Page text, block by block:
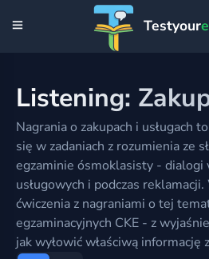
Testyour
Listening:
Nagrania o zakupach i usługach
się w zadaniach z rozumienia ze
egzaminie ósmoklasisty - dialogi
usługowych i podczas
ćwiczenia z nagraniami o tej
egzaminacyjnych CKE - z
jak wyłowić właściwą informację